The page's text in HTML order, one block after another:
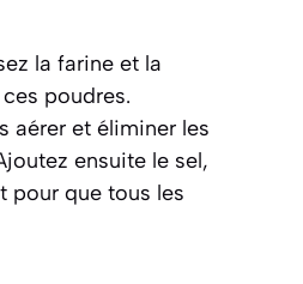
la farine et la
poudres.
aérer et éliminer les
ensuite le sel,
pour que tous les